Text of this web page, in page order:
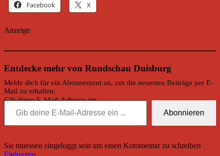
Facebook X
Anzeige
Entdecke mehr von Rundschau Duisburg
Melde dich für ein Abonnement an, um die neuesten Beiträge per E-
Mail zu erhalten.
Gib deine E-Mail-Adresse ein ...
Abonnieren
Sie muessen eingeloggt sein um einen Kommentar zu schreiben